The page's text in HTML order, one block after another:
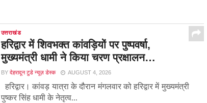
उत्तराखंड
हरिद्वार में शिवभक्त कांवड़ियों पर पुष्पवर्षा,
मुख्यमंत्री धामी ने किया चरण प्रक्षालन…
BY देहरादून टुडे न्यूज़ डेस्क AUGUST 4, 2026
हरिद्वार। कांवड़ यात्रा के दौरान मंगलवार को हरिद्वार में मुख्यमंत्री
पुष्कर सिंह धामी के नेतृत्व...